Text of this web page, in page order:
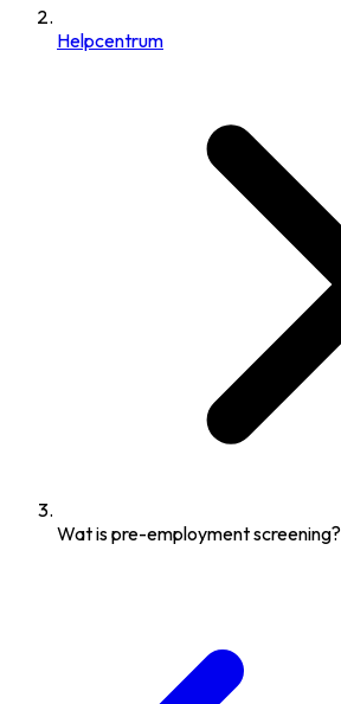
Helpcentrum
Wat is pre-employment screening?